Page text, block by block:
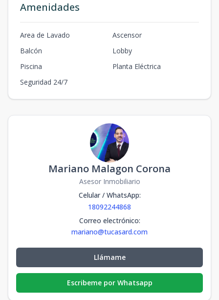
Amenidades
Area de Lavado
Ascensor
Balcón
Lobby
Piscina
Planta Eléctrica
Seguridad 24/7
Mariano Malagon Corona
Asesor Inmobiliario
Celular / WhatsApp:
18092244868
Correo electrónico:
mariano@tucasard.com
Llámame
Escribeme por Whatsapp